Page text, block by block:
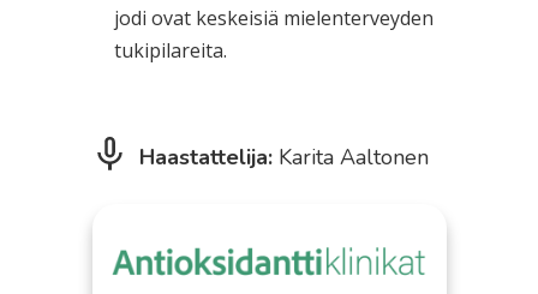
jodi ovat keskeisiä mielenterveyden
tukipilareita.
Haastattelija: Karita Aaltonen